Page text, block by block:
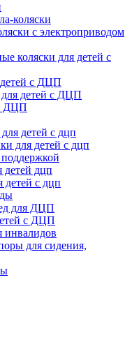
коляски
с электроприводом
коляски для детей с
детей с ДЦП
для детей с ДЦП
ДЦП
детей с дцп
для детей с дцп
детей дцп
детей с дцп
для ДЦП
с ДЦП
инвалидов
для сидения,